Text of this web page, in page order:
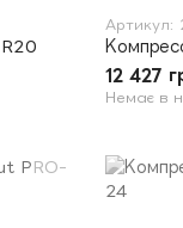
Артикул:
12 427
Немає в